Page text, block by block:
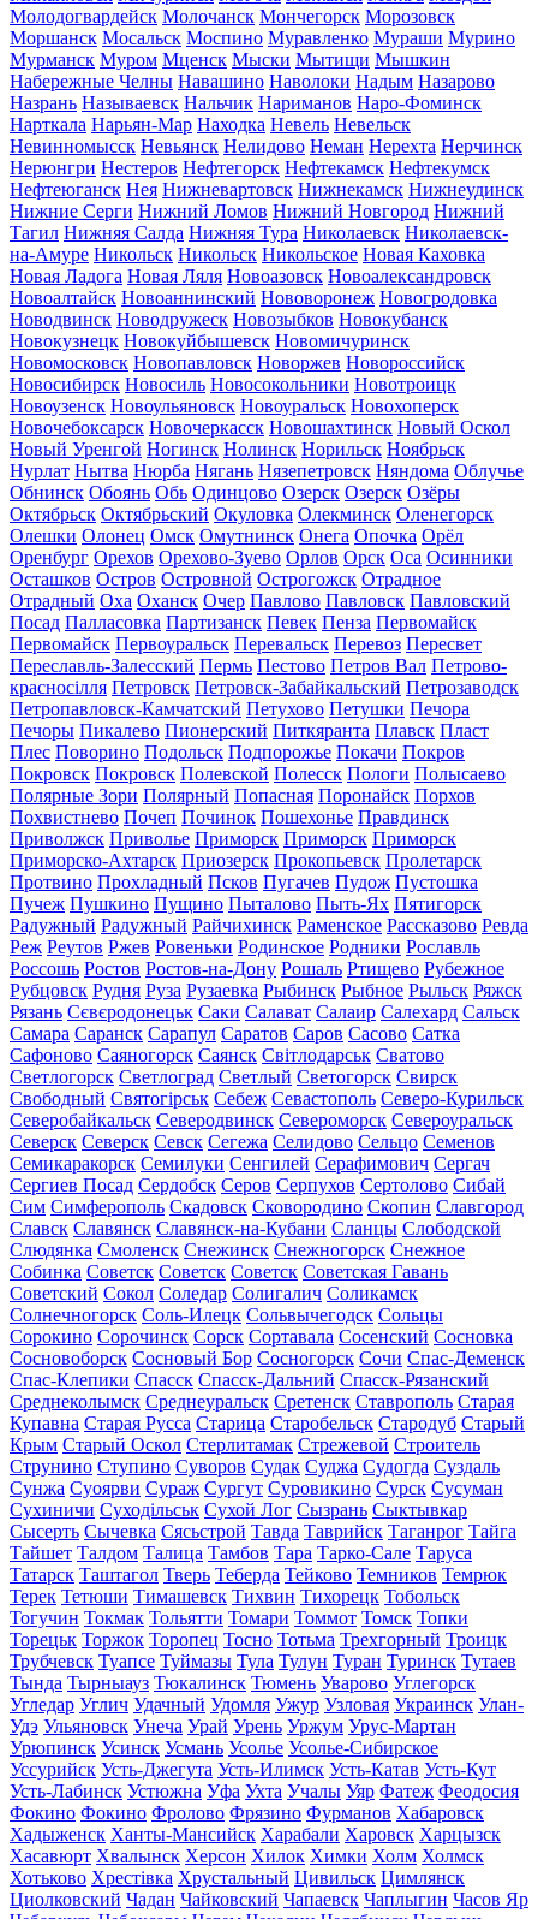
Молодогвардейск Молочанск Мончегорск Морозовск
Моршанск Мосальск Моспино Муравленко Мураши Мурино
Мурманск Муром Мценск Мыски Мытищи Мышкин
Набережные Челны Навашино Наволоки Надым Назарово
Назрань Называевск Нальчик Нариманов Наро-Фоминск
Нарткала Нарьян-Мар Находка Невель Невельск
Невинномысск Невьянск Нелидово Неман Нерехта Нерчинск
Нерюнгри Нестеров Нефтегорск Нефтекамск Нефтекумск
Нефтеюганск Нея Нижневартовск Нижнекамск Нижнеудинск
Нижние Серги Нижний Ломов Нижний Новгород Нижний
Тагил Нижняя Салда Нижняя Тура Николаевск Николаевск-
на-Амуре Никольск Никольск Никольское Новая Каховка
Новая Ладога Новая Ляля Новоазовск Новоалександровск
Новоалтайск Новоаннинский Нововоронеж Новогродовка
Новодвинск Новодружеск Новозыбков Новокубанск
Новокузнецк Новокуйбышевск Новомичуринск
Новомосковск Новопавловск Новоржев Новороссийск
Новосибирск Новосиль Новосокольники Новотроицк
Новоузенск Новоульяновск Новоуральск Новохоперск
Новочебоксарск Новочеркасск Новошахтинск Новый Оскол
Новый Уренгой Ногинск Нолинск Норильск Ноябрьск
Нурлат Нытва Нюрба Нягань Нязепетровск Няндома Облучье
Обнинск Обоянь Обь Одинцово Озерск Озерск Озёры
Октябрьск Октябрьский Окуловка Олекминск Оленегорск
Олешки Олонец Омск Омутнинск Онега Опочка Орёл
Оренбург Орехов Орехово-Зуево Орлов Орск Оса Осинники
Осташков Остров Островной Острогожск Отрадное
Отрадный Оха Оханск Очер Павлово Павловск Павловский
Посад Палласовка Партизанск Певек Пенза Первомайск
Первомайск Первоуральск Перевальск Перевоз Пересвет
Переславль-Залесский Пермь Пестово Петров Вал Петрово-
красносілля Петровск Петровск-Забайкальский Петрозаводск
Петропавловск-Камчатский Петухово Петушки Печора
Печоры Пикалево Пионерский Питкяранта Плавск Пласт
Плес Поворино Подольск Подпорожье Покачи Покров
Покровск Покровск Полевской Полесск Пологи Полысаево
Полярные Зори Полярный Попасная Поронайск Порхов
Похвистнево Почеп Починок Пошехонье Правдинск
Приволжск Приволье Приморск Приморск Приморск
Приморско-Ахтарск Приозерск Прокопьевск Пролетарск
Протвино Прохладный Псков Пугачев Пудож Пустошка
Пучеж Пушкино Пущино Пыталово Пыть-Ях Пятигорск
Радужный Радужный Райчихинск Раменское Рассказово Ревда
Реж Реутов Ржев Ровеньки Родинское Родники Рославль
Россошь Ростов Ростов-на-Дону Рошаль Ртищево Рубежное
Рубцовск Рудня Руза Рузаевка Рыбинск Рыбное Рыльск Ряжск
Рязань Сєвєродонецьк Саки Салават Салаир Салехард Сальск
Самара Саранск Сарапул Саратов Саров Сасово Сатка
Сафоново Саяногорск Саянск Світлодарськ Сватово
Светлогорск Светлоград Светлый Светогорск Свирск
Свободный Святогірськ Себеж Севастополь Северо-Курильск
Северобайкальск Северодвинск Североморск Североуральск
Северск Северск Севск Сегежа Селидово Сельцо Семенов
Семикаракорск Семилуки Сенгилей Серафимович Сергач
Сергиев Посад Сердобск Серов Серпухов Сертолово Сибай
Сим Симферополь Скадовск Сковородино Скопин Славгород
Славск Славянск Славянск-на-Кубани Сланцы Слободской
Слюдянка Смоленск Снежинск Снежногорск Снежное
Собинка Советск Советск Советск Советская Гавань
Советский Сокол Соледар Солигалич Соликамск
Солнечногорск Соль-Илецк Сольвычегодск Сольцы
Сорокино Сорочинск Сорск Сортавала Сосенский Сосновка
Сосновоборск Сосновый Бор Сосногорск Сочи Спас-Деменск
Спас-Клепики Спасск Спасск-Дальний Спасск-Рязанский
Среднеколымск Среднеуральск Сретенск Ставрополь Старая
Купавна Старая Русса Старица Старобельск Стародуб Старый
Крым Старый Оскол Стерлитамак Стрежевой Строитель
Струнино Ступино Суворов Судак Суджа Судогда Суздаль
Сунжа Суоярви Сураж Сургут Суровикино Сурск Сусуман
Сухиничи Суходільськ Сухой Лог Сызрань Сыктывкар
Сысерть Сычевка Сясьстрой Тавда Таврийск Таганрог Тайга
Тайшет Талдом Талица Тамбов Тара Тарко-Сале Таруса
Татарск Таштагол Тверь Теберда Тейково Темников Темрюк
Терек Тетюши Тимашевск Тихвин Тихорецк Тобольск
Тогучин Токмак Тольятти Томари Томмот Томск Топки
Торецьк Торжок Торопец Тосно Тотьма Трехгорный Троицк
Трубчевск Туапсе Туймазы Тула Тулун Туран Туринск Тутаев
Тында Тырныауз Тюкалинск Тюмень Уварово Углегорск
Угледар Углич Удачный Удомля Ужур Узловая Украинск Улан-
Удэ Ульяновск Унеча Урай Урень Уржум Урус-Мартан
Урюпинск Усинск Усмань Усолье Усолье-Сибирское
Уссурийск Усть-Джегута Усть-Илимск Усть-Катав Усть-Кут
Усть-Лабинск Устюжна Уфа Ухта Учалы Уяр Фатеж Феодосия
Фокино Фокино Фролово Фрязино Фурманов Хабаровск
Хадыженск Ханты-Мансийск Харабали Харовск Харцызск
Хасавюрт Хвалынск Херсон Хилок Химки Холм Холмск
Хотьково Хрестівка Хрустальный Цивильск Цимлянск
Циолковский Чадан Чайковский Чапаевск Чаплыгин Часов Яр